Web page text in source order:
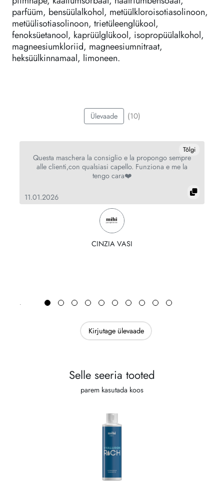
parfüüm, bensüülalkohol, metüülkloroisotiasolinoon,
metüülisotiasolinoon, trietüleenglükool,
fenoksüetanool, kaprüülglükool, isopropüülalkohol,
magneesiumkloriid, magneesiumnitraat,
heksüülkinnamaal, limoneen.
Ülevaade (10)
Tõlgi
Questa maschera la consiglio e la propongo sempre
alle clienti,con qualsiasi capello. Funziona e me la
tengo cara❤️
11.01.2026
CINZIA VASI
Kirjutage ülevaade
Selle seeria tooted
parem kasutada koos